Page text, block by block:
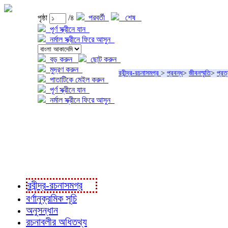
পৃষ্ঠা /৪ পরবর্তী
শেষ
পূর্ণ স্ক্রীনে যান
নর্মাল স্ক্রীনে ফিরে আসুন
বড় করুন
ছোট করুন
মুদ্রণ করুন
পাতাটিকে মেইল করুন
পূর্ণ স্ক্রীনে যান
নর্মাল স্ক্রীনে ফিরে আসুন
রবীন্দ্র-রচনাসমগ্র > প্রবন্ধ> জীবনস্মৃতি>
রবীন্দ্র-রচনাসমগ্র
বর্ণানুক্রমিক সূচি
অনুসন্ধান
রচনাবলীর অধিতথ্য